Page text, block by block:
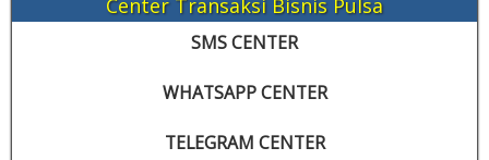
Center Transaksi Bisnis Pulsa
SMS CENTER
WHATSAPP CENTER
TELEGRAM CENTER